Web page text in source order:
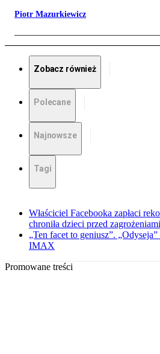
Piotr Mazurkiewicz
Zobacz również
Polecane
Najnowsze
Tagi
Właściciel Facebooka zapłaci
chroniła dzieci przed zagrożeniami
„Ten facet to geniusz”.
IMAX
Promowane treści